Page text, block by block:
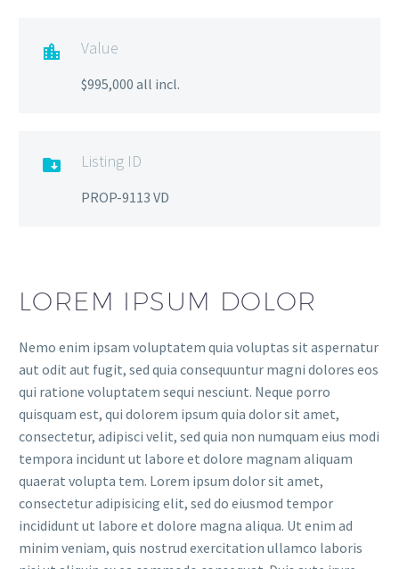
 Value
$995,000 all incl.
 Listing ID
PROP-9113 VD
LOREM IPSUM DOLOR
Nemo enim ipsam voluptatem quia voluptas sit aspernatur
aut odit aut fugit, sed quia consequuntur magni dolores eos
qui ratione voluptatem sequi nesciunt. Neque porro
quisquam est, qui dolorem ipsum quia dolor sit amet,
consectetur, adipisci velit, sed quia non numquam eius modi
tempora incidunt ut labore et dolore magnam aliquam
quaerat volupta tem. Lorem ipsum dolor sit amet,
consectetur adipisicing elit, sed do eiusmod tempor
incididunt ut labore et dolore magna aliqua. Ut enim ad
minim veniam, quis nostrud exercitation ullamco laboris